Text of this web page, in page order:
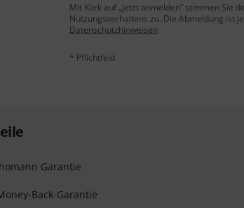
Mit Klick auf „Jetzt anmelden“ stimmen Sie
Nutzungsverhaltens zu. Die Abmeldung ist
Datenschutzhinweisen.
* Pflichtfeld
Garantie
Back-Garantie